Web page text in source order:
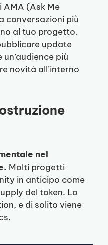
AMA (Ask Me
conversazioni più
al tuo progetto.
update
più
novità all’interno
nel
Molti progetti
in anticipo come
del token. Lo
e di solito viene